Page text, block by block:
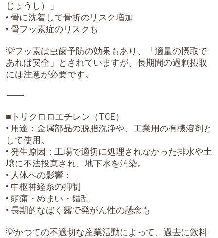
じょうし）」
• 骨に沈着して骨折のリスク増加
• 骨フッ素症のリスクも
💡フッ素は虫歯予防の効果もあり、「適量の摂取で
あれば安全」とされていますが、長期間の過剰摂取
には注意が必要です。
⸻
■トリクロロエチレン（TCE）
• 用途：金属部品の脱脂洗浄や、工業用の有機溶剤と
して使用。
• 発生原因：工場で適切に処理されなかった排水や土
壌に不法投棄され、地下水を汚染。
• 人体への影響：
• 中枢神経系の抑制
• 頭痛・めまい・錯乱
• 長期的なばく露で発がん性の懸念も
💡かつての不適切な産業活動によって、過去に飲料